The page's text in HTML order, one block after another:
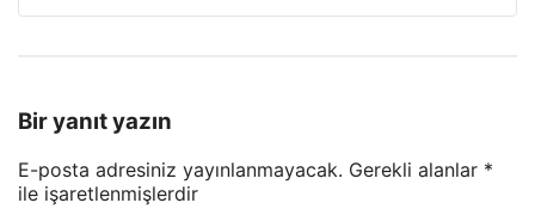
Bir yanıt yazın
E-posta adresiniz yayınlanmayacak. Gerekli alanlar *
ile işaretlenmişlerdir